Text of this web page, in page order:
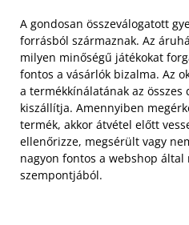
A gondosan összeválogatott
forrásból származnak. Az
milyen minőségű játékokat
fontos a vásárlók bizalma. Az
a termékkínálatának az
kiszállítja. Amennyiben
termék, akkor átvétel előtt
ellenőrizze, megsérült vagy
nagyon fontos a webshop
szempontjából.